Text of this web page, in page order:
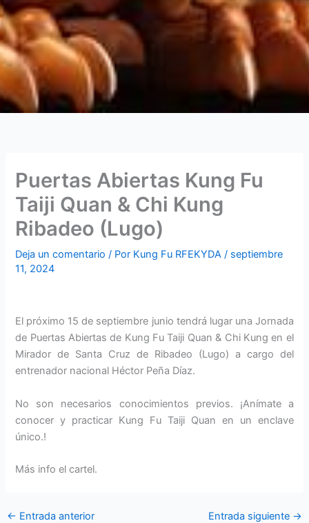
Puertas Abiertas Kung Fu
Taiji Quan & Chi Kung
Ribadeo (Lugo)
Deja un comentario / Por Kung Fu RFEKYDA/ septiembre
11, 2024
El próximo 15 de septiembre junio tendrá lugar una Jornada
de Puertas Abiertas de Kung Fu Taiji Quan & Chi Kung en el
Mirador de Santa Cruz de Ribadeo (Lugo) a cargo del
entrenador nacional Héctor Peña Díaz.
No son necesarios conocimientos previos. ¡Anímate a
conocer y practicar Kung Fu Taiji Quan en un enclave
único.!
Más info el cartel.
← Entrada anterior Entrada siguiente →